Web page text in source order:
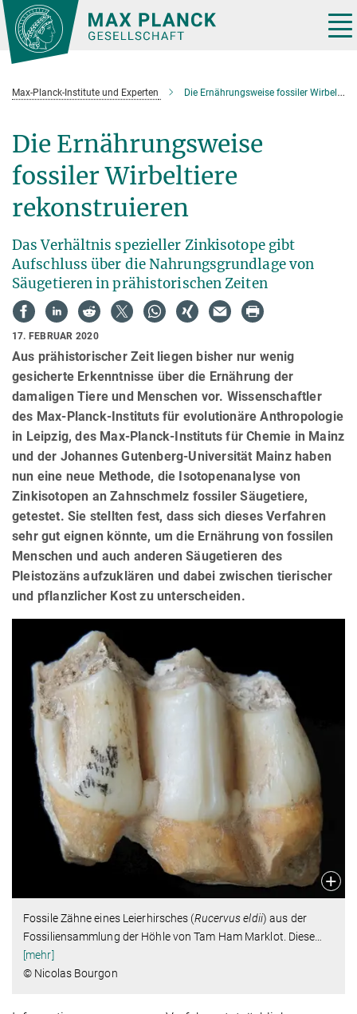
Hauptinhalt
Max-Planck-Institute und Experten Die Ernährungsweise fossiler Wirbeltiere rekonstruieren
Die Ernährungsweise
fossiler Wirbeltiere
rekonstruieren
Das Verhältnis spezieller Zinkisotope gibt
Aufschluss über die Nahrungsgrundlage von
Säugetieren in prähistorischen Zeiten
17. FEBRUAR 2020
Aus prähistorischer Zeit liegen bisher nur wenig
gesicherte Erkenntnisse über die Ernährung der
damaligen Tiere und Menschen vor. Wissenschaftler
des Max-Planck-Instituts für evolutionäre Anthropologie
in Leipzig, des Max-Planck-Instituts für Chemie in Mainz
und der Johannes Gutenberg-Universität Mainz haben
nun eine neue Methode, die Isotopenanalyse von
Zinkisotopen an Zahnschmelz fossiler Säugetiere,
getestet. Sie stellten fest, dass sich dieses Verfahren
sehr gut eignen könnte, um die Ernährung von fossilen
Menschen und auch anderen Säugetieren des
Pleistozäns aufzuklären und dabei zwischen tierischer
und pflanzlicher Kost zu unterscheiden.
Fossile Zähne eines Leierhirsches (Rucervus eldii) aus der
Fossiliensammlung der Höhle von Tam Ham Marklot. Diese…
[mehr]
© Nicolas Bourgon